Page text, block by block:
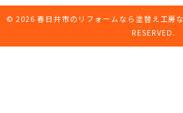
© 2026 春日井市のリフォームなら塗替え工房
RESERVED.